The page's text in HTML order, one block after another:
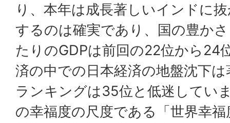
り、本年は成長著しいインドに
するのは確実であり、国の豊か
たりのGDPは前回の22位から24
済の中での日本経済の地盤沈下
ランキングは35位と低迷してい
の幸福度の尺度である「世界幸